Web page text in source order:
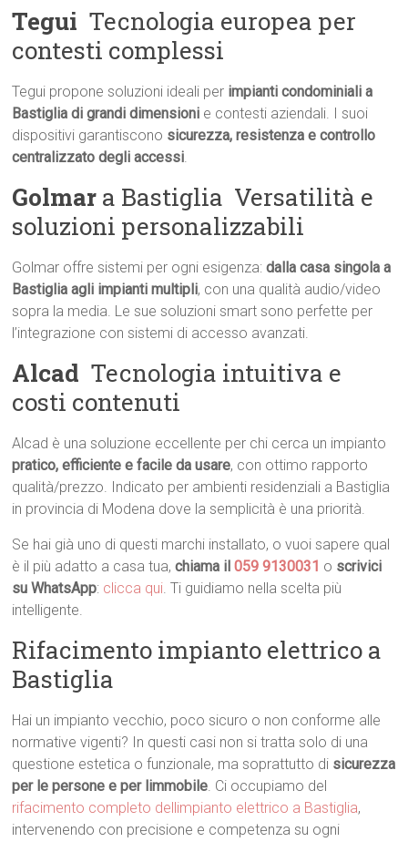
Tegui  Tecnologia europea per
contesti complessi
Tegui propone soluzioni ideali per impianti condominiali a
Bastiglia di grandi dimensioni e contesti aziendali. I suoi
dispositivi garantiscono sicurezza, resistenza e controllo
centralizzato degli accessi.
Golmar a Bastiglia  Versatilità e
soluzioni personalizzabili
Golmar offre sistemi per ogni esigenza:dalla casa singola a
Bastiglia agli impianti multipli, con una qualità audio/video
sopra la media. Le sue soluzioni smart sono perfette per
l’integrazione con sistemi di accesso avanzati.
Alcad  Tecnologia intuitiva e
costi contenuti
Alcad è una soluzione eccellente per chi cerca un impianto
pratico, efficiente e facile da usare, con ottimo rapporto
qualità/prezzo. Indicato per ambienti residenziali a Bastiglia
in provincia di Modena dove la semplicità è una priorità.
Se hai già uno di questi marchi installato, o vuoi sapere qual
è il più adatto a casa tua,chiama il059 9130031 o scrivici
su WhatsApp: clicca qui. Ti guidiamo nella scelta più
intelligente.
Rifacimento impianto elettrico a
Bastiglia
Hai un impianto vecchio, poco sicuro o non conforme alle
normative vigenti? In questi casi non si tratta solo di una
questione estetica o funzionale, ma soprattutto di sicurezza
per le persone e per limmobile. Ci occupiamo del
rifacimento completo dellimpianto elettrico a Bastiglia,
intervenendo con precisione e competenza su ogni